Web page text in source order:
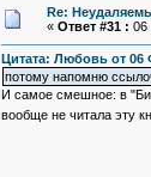
Re:
« Ответ #31 : 06
Цитата: Любовь от 06
потому напомню
И самое смешное: в
вообще не читала эту